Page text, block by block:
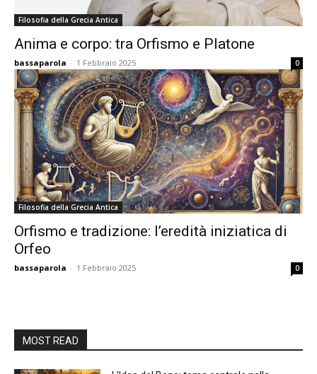
Filosofia della Grecia Antica
Anima e corpo: tra Orfismo e Platone
bassaparola - 1 Febbraio 2025 0
Filosofia della Grecia Antica
Orfismo e tradizione: l’eredità iniziatica di
Orfeo
bassaparola - 1 Febbraio 2025 0
MOST READ